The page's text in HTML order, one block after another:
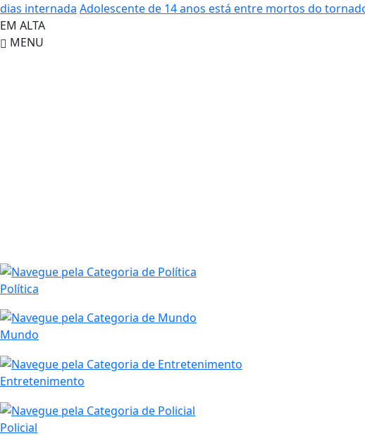
dias internada Adolescente de 14 anos está entre mortos do
EM ALTA
MENU
Política
Mundo
Entretenimento
Policial